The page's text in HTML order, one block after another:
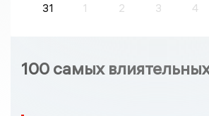
31
1 2 3 4
100 самых